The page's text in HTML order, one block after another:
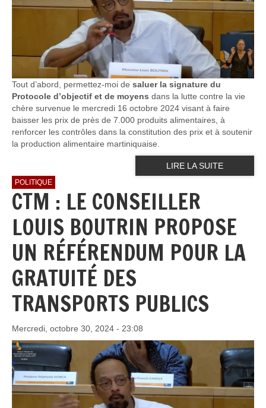
Tout d’abord, permettez-moi de saluer la signature du
Protocole d’objectif et de moyens dans la lutte contre la vie
chère survenue le mercredi 16 octobre 2024 visant à faire
baisser les prix de près de 7.000 produits alimentaires, à
renforcer les contrôles dans la constitution des prix et à soutenir
la production alimentaire martiniquaise.
LIRE LA SUITE
POLITIQUE
CTM : LE CONSEILLER
LOUIS BOUTRIN PROPOSE
UN RÉFÉRENDUM POUR LA
GRATUITÉ DES
TRANSPORTS PUBLICS
Mercredi, octobre 30, 2024 - 23:08